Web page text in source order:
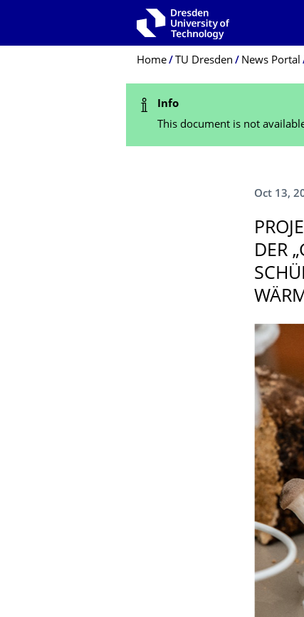
Breadcrumb Menu
Home TU Dresden News Portal
Status Message
Info
This document is not
Oct 13,
DER